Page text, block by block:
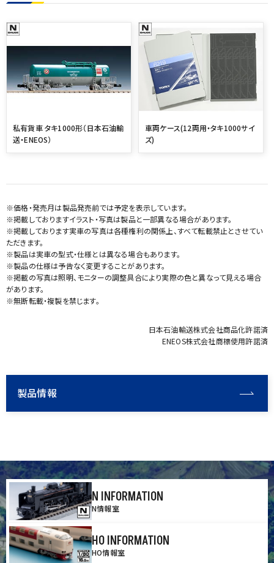
私有貨車 タキ1000形（日本石油輸
送・ENEOS）
車両ケース(12両用・タキ1000サイ
ズ)
※価格・発売月は製品発売前では予定を表示しています。
※掲載しておりますイラスト・写真は製品と一部異なる場合があります。
※掲載しております実車の写真は各種権利の関係上、すべて転載禁止とさせてい
ただきます。
※製品は実車の型式・仕様とは異なる場合もあります。
※製品の仕様は予告なく変更することがあります。
※掲載の写真は照明、モニターの調整具合により実際の色と異なって見える場合
があります。
※無断転載・複製を禁じます。
日本石油輸送株式会社商品化許諾済
ENEOS株式会社商標使用許諾済
製品情報
N INFORMATION
N情報室
HO INFORMATION
HO情報室